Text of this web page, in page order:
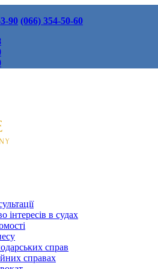
90 (066) 354-50-60
інтересів в судах
справ
справах